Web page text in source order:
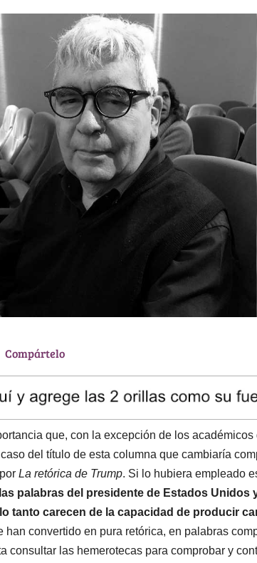
T
e
a
d
s
Compártelo
que, con la excepción de los
del título de esta columna que cambiaría
La retórica de Trump. Si lo hubiera empleado
palabras del presidente de Estados Unidos
tanto carecen de la capacidad de producir
han convertido en pura retórica, en palabras
consultar las hemerotecas para comprobar y